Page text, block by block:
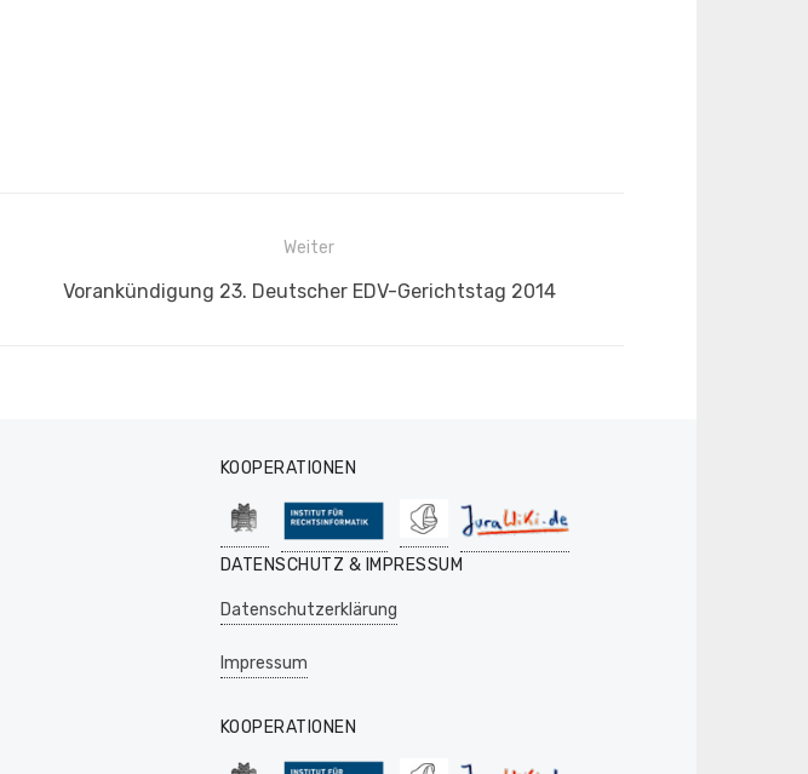
Weiter
Nächster
Vorankündigung 23. Deutscher EDV-Gerichtstag 2014
KOOPERATIONEN
DATENSCHUTZ & IMPRESSUM
Datenschutzerklärung
Impressum
KOOPERATIONEN